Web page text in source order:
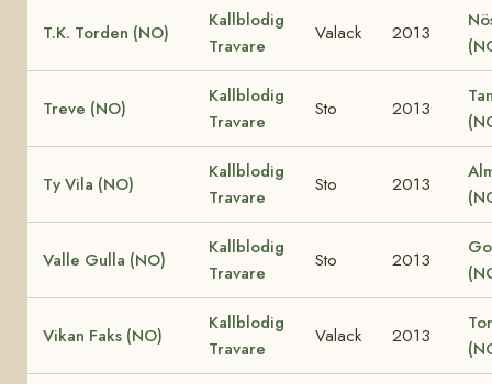
T.K. Torden (NO)
Kallblodig
Travare
Valack 2013
Treve (NO)
Kallblodig
Travare
Sto 2013
Ty Vila (NO)
Kallblodig
Travare
Sto 2013
Valle Gulla (NO)
Kallblodig
Travare
Sto 2013
Vikan Faks (NO)
Kallblodig
Travare
Valack 2013